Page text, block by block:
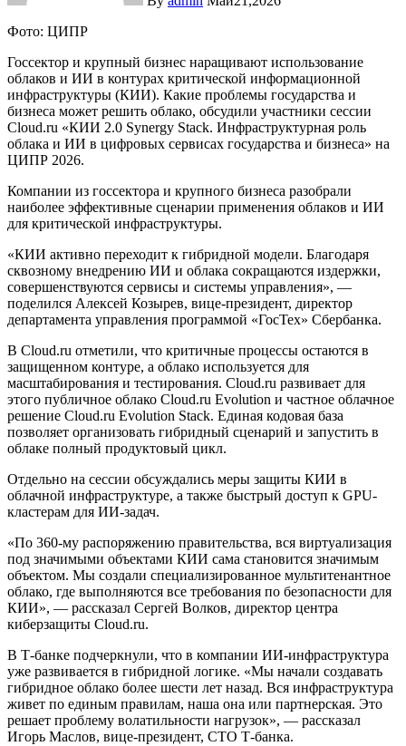
Фото: ЦИПР
Госсектор и крупный бизнес наращивают использование
облаков и ИИ в контурах критической информационной
инфраструктуры (КИИ). Какие проблемы государства и
бизнеса может решить облако, обсудили участники сессии
Cloud.ru «КИИ 2.0 Synergy Stack. Инфраструктурная роль
облака и ИИ в цифровых сервисах государства и бизнеса» на
ЦИПР 2026.
Компании из госсектора и крупного бизнеса разобрали
наиболее эффективные сценарии применения облаков и ИИ
для критической инфраструктуры.
«КИИ активно переходит к гибридной модели. Благодаря
сквозному внедрению ИИ и облака сокращаются издержки,
совершенствуются сервисы и системы управления», —
поделился Алексей Козырев, вице-президент, директор
департамента управления программой «ГосТех» Сбербанка.
В Cloud.ru отметили, что критичные процессы остаются в
защищенном контуре, а облако используется для
масштабирования и тестирования. Cloud.ru развивает для
этого публичное облако Cloud.ru Evolution и частное облачное
решение Cloud.ru Evolution Stack. Единая кодовая база
позволяет организовать гибридный сценарий и запустить в
облаке полный продуктовый цикл.
Отдельно на сессии обсуждались меры защиты КИИ в
облачной инфраструктуре, а также быстрый доступ к GPU-
кластерам для ИИ-задач.
«По 360-му распоряжению правительства, вся виртуализация
под значимыми объектами КИИ сама становится значимым
объектом. Мы создали специализированное мультитенантное
облако, где выполняются все требования по безопасности для
КИИ», — рассказал Сергей Волков, директор центра
киберзащиты Cloud.ru.
В Т-банке подчеркнули, что в компании ИИ-инфраструктура
уже развивается в гибридной логике. «Мы начали создавать
гибридное облако более шести лет назад. Вся инфраструктура
живет по единым правилам, наша она или партнерская. Это
решает проблему волатильности нагрузок», — рассказал
Игорь Маслов, вице-президент, СТО Т-банка.